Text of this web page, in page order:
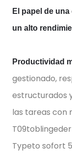
El papel de
un alto
Productividad
gestionado,
estructurados
las tareas con
Typeto sofort